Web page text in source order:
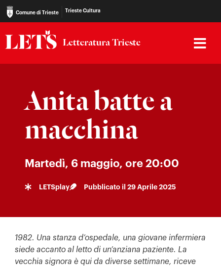
Comune di Trieste Trieste Cultura
Letteratura Trieste
Anita batte a
macchina
Martedì, 6 maggio, ore 20:00
LETSplay Pubblicato il 29 Aprile 2025
1982. Una stanza d’ospedale, una giovane infermiera
siede accanto al letto di un’anziana paziente. La
vecchia signora è qui da diverse settimane, riceve